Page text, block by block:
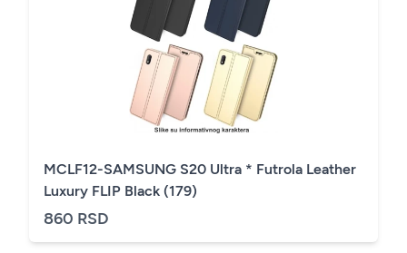
MCLF12-SAMSUNG S20 Ultra * Futrola Leather
Luxury FLIP Black (179)
860 RSD